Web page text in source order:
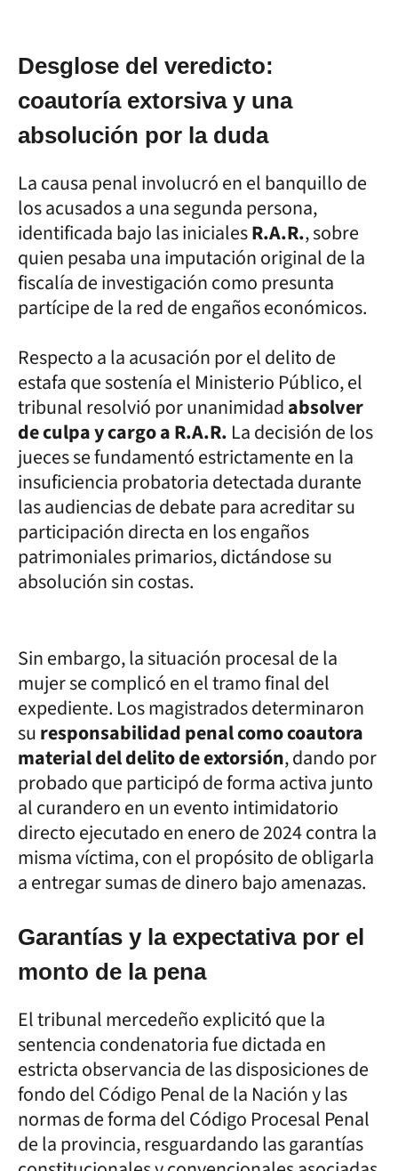
Desglose del veredicto:
coautoría extorsiva y una
absolución por la duda
La causa penal involucró en el banquillo de
los acusados a una segunda persona,
identificada bajo las inicialesR.A.R., sobre
quien pesaba una imputación original de la
fiscalía de investigación como presunta
partícipe de la red de engaños económicos.
Respecto a la acusación por el delito de
estafa que sostenía el Ministerio Público, el
tribunal resolvió por unanimidadabsolver
de culpa y cargo a R.A.R. La decisión de los
jueces se fundamentó estrictamente en la
insuficiencia probatoria detectada durante
las audiencias de debate para acreditar su
participación directa en los engaños
patrimoniales primarios, dictándose su
absolución sin costas.
Sin embargo, la situación procesal de la
mujer se complicó en el tramo final del
expediente. Los magistrados determinaron
suresponsabilidad penal como coautora
material del delito de extorsión, dando por
probado que participó de forma activa junto
al curandero en un evento intimidatorio
directo ejecutado en enero de 2024 contra la
misma víctima, con el propósito de obligarla
a entregar sumas de dinero bajo amenazas.
Garantías y la expectativa por el
monto de la pena
El tribunal mercedeño explicitó que la
sentencia condenatoria fue dictada en
estricta observancia de las disposiciones de
fondo del Código Penal de la Nación y las
normas de forma del Código Procesal Penal
de la provincia, resguardando las garantías